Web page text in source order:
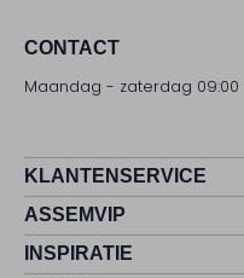
CONTACT
Maandag - zaterdag 09:00
KLANTENSERVICE
ASSEMVIP
INSPIRATIE